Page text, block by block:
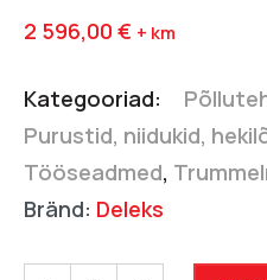
2 596,00 € + km
Kategooriad:
Purustid, niidukid,
Tööseadmed,
Bränd: Deleks